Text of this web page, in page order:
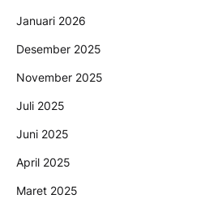
Januari 2026
Desember 2025
November 2025
Juli 2025
Juni 2025
April 2025
Maret 2025